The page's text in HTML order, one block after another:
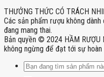
THƯỞNG THỨC CÓ TRÁCH
Các sản phẩm rượu không
đang mang thai.
Bản quyền © 2024 HẦM RƯỢU
không ngừng để đạt tới sự hoàn
Tìm